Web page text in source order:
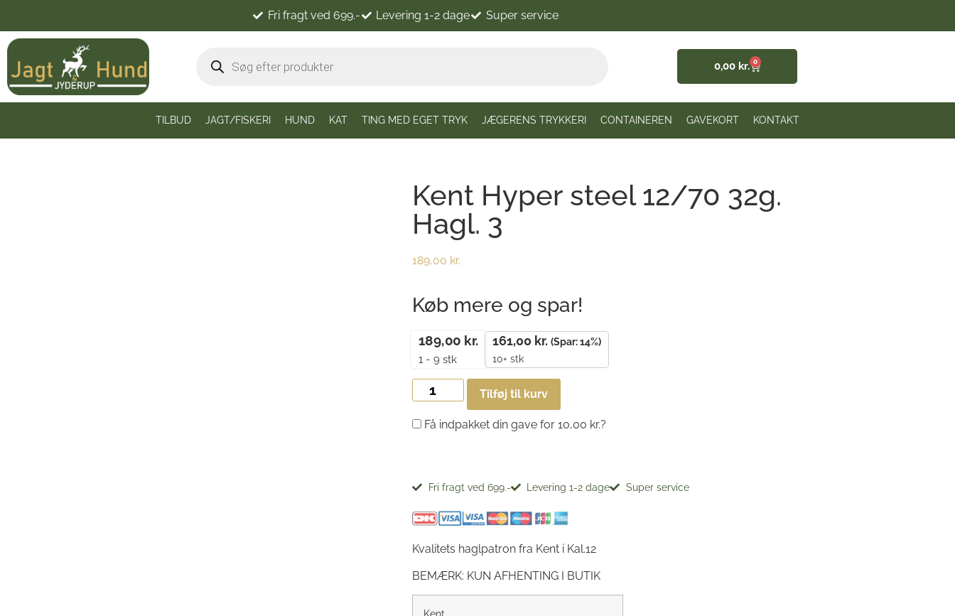
Fri fragt ved 699.- Levering 1-2 dage Super service
0,00 kr. 0
TILBUD JAGT/FISKERI HUND KAT TING MED EGET TRYK JÆGERENS TRYKKERI CONTAINEREN GAVEKORT KONTAKT
Kent Hyper steel 12/70 32g.
Hagl. 3
189,00 kr.
Køb mere og spar!
189,00 kr.
1 - 9stk
161,00 kr. (Spar: 14%)
10+ stk
Tilføj til kurv
Få indpakket din gave for 10,00 kr.?
Fri fragt ved 699.- Levering 1-2 dage Super service
Kvalitets haglpatron fra Kent i Kal.12
BEMÆRK: KUN AFHENTING I BUTIK